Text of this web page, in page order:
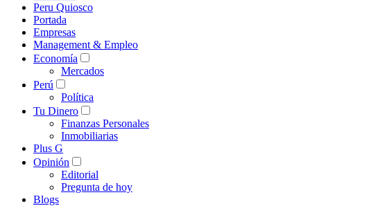
Peru Quiosco
Portada
Empresas
Management & Empleo
Economía
Mercados
Perú
Política
Tu Dinero
Finanzas Personales
Inmobiliarias
Plus G
Opinión
Editorial
Pregunta de hoy
Blogs